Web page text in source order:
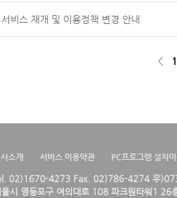
비스 재개 및 이용정책 변경 안내
< 1
소개 서비스 이용약관 PC프로그램 설치
02)1670-4273 Fax. 02)786-4274 우
울시 영등포구 여의대로 108 파크원타워1 26